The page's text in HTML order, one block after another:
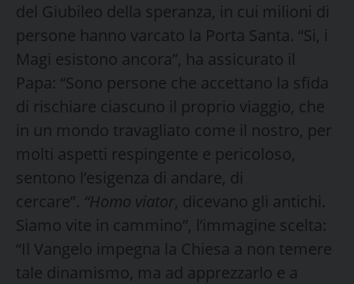
del Giubileo della speranza, in cui milioni di
persone hanno varcato la Porta Santa. “Si, i
Magi esistono ancora”, ha assicurato il
Papa: “Sono persone che accettano la sfida
di rischiare ciascuno il proprio viaggio, che
in un mondo travagliato come il nostro, per
molti aspetti respingente e pericoloso,
sentono l’esigenza di andare, di
cercare”. “Homo viator, dicevano gli antichi.
Siamo vite in cammino”, l’immagine scelta:
“Il Vangelo impegna la Chiesa a non temere
tale dinamismo, ma ad apprezzarlo e a